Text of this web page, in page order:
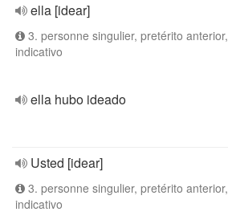
ella [idear]
3. personne singulier, pretérito anterior,
indicativo
ella hubo ideado
Usted [idear]
3. personne singulier, pretérito anterior,
indicativo